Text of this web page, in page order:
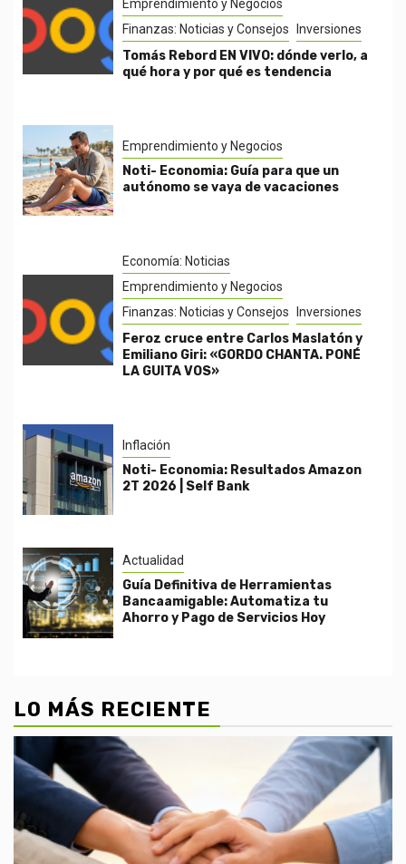
Emprendimiento y Negocios
Finanzas: Noticias y Consejos
Inversiones
Tomás Rebord EN VIVO: dónde verlo, a
qué hora y por qué es tendencia
Emprendimiento y Negocios
Noti- Economia: Guía para que un
autónomo se vaya de vacaciones
Economía: Noticias
Emprendimiento y Negocios
Finanzas: Noticias y Consejos
Inversiones
Feroz cruce entre Carlos Maslatón y
Emiliano Giri: «GORDO CHANTA. PONÉ
LA GUITA VOS»
Inflación
Noti- Economia: Resultados Amazon
2T 2026 | Self Bank
Actualidad
Guía Definitiva de Herramientas
Bancaamigable: Automatiza tu
Ahorro y Pago de Servicios Hoy
LO MÁS RECIENTE